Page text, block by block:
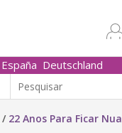
España Deutschland
/ 22 Anos Para Ficar Nua